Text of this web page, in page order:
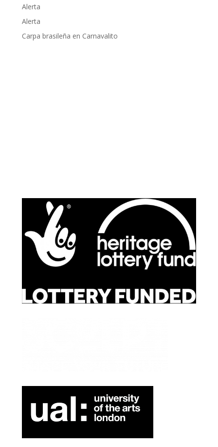
Alerta
Alerta
Carpa brasileña en Carnavalito